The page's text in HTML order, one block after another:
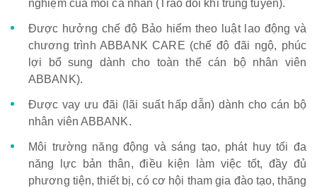
nghiệm của mỗi cá nhân (Trao đổi khi trúng tuyển).
Được hưởng chế độ Bảo hiểm theo luật lao động và
chương trình ABBANK CARE (chế độ đãi ngộ, phúc
lợi bổ sung dành cho toàn thể cán bộ nhân viên
ABBANK).
Được vay ưu đãi (lãi suất hấp dẫn) dành cho cán bộ
nhân viên ABBANK.
Môi trường năng động và sáng tạo, phát huy tối đa
năng lực bản thân, điều kiện làm việc tốt, đầy đủ
phương tiện, thiết bị, có cơ hội tham gia đào tạo, thăng